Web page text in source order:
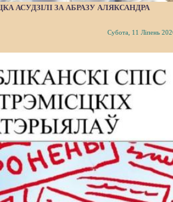
АСУДЗІЛІ ЗА АБРАЗУ АЛЯКСАНДРА
Субота, 11 Ліпень